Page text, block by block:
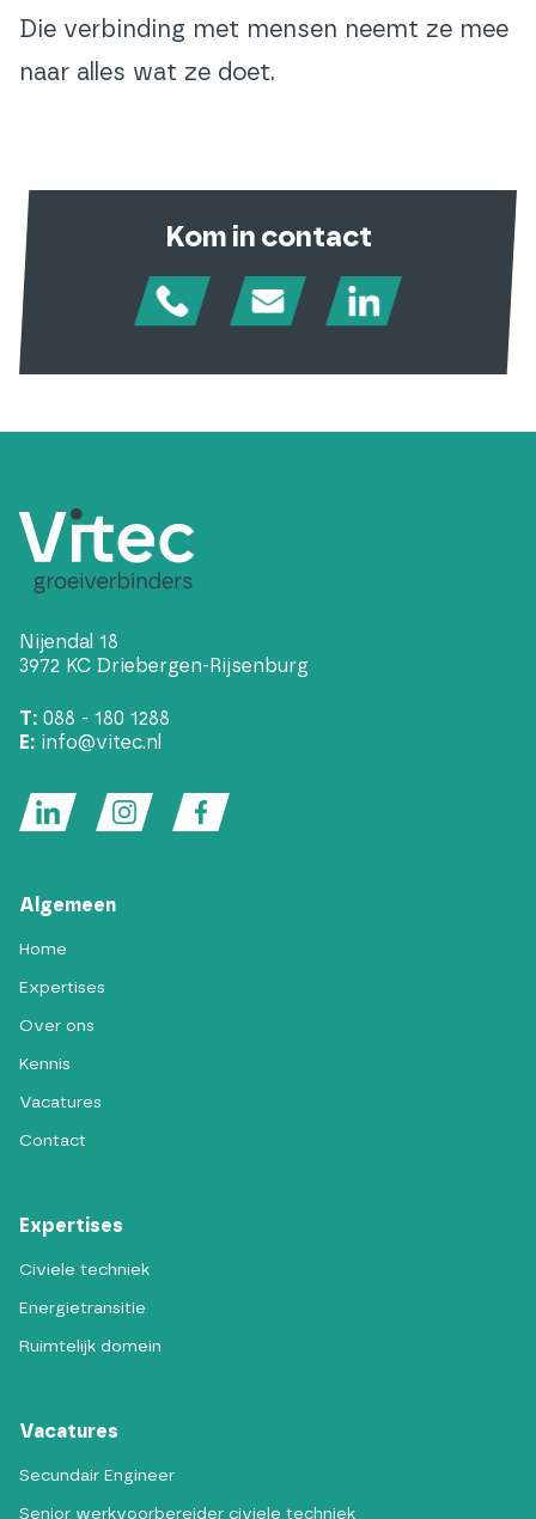
Die verbinding met mensen neemt ze mee
naar alles wat ze doet.
Kom in contact
Nijendal 18
3972 KC Driebergen-Rijsenburg
T: 088 - 180 1288
E: info@vitec.nl
Algemeen
Home
Expertises
Over ons
Kennis
Vacatures
Contact
Expertises
Civiele techniek
Energietransitie
Ruimtelijk domein
Vacatures
Secundair Engineer
Senior werkvoorbereider civiele techniek